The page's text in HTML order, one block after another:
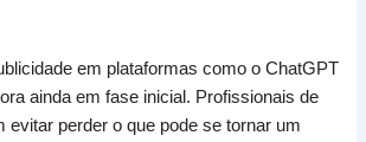
em plataformas como o ChatGPT
ainda em fase inicial. Profissionais de
evitar perder o que pode se tornar um